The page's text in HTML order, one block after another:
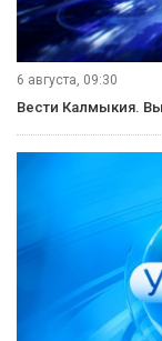
6 августа, 09:30
Вести Калмыкия.